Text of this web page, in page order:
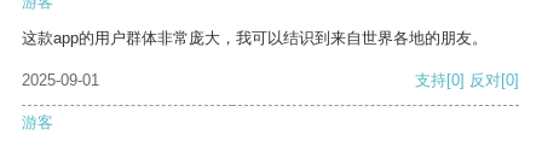
这款app的用户群体非常庞大，我可以结识到来自世界各地的朋友。
2025-09-01 支持[0] 反对[0]
游客